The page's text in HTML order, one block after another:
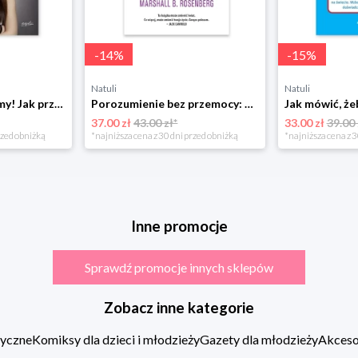
Już się nie rozumiemy! Jak przeżyć czas trzaskających drzwi Esprit
obniżką
-14%
Natuli
Porozumienie bez przemocy: o języku życia Czarna owca
37.00 zł43.00 zł*
*najniższa cena z 30 dni przed obniżką
-15%
Natuli
33.00 zł39.00
*najniższa cena z
Inne promocje
Sprawdź promocje innych sklepów
Zobacz inne kategorie
Komiksy dla dzieci i młodzieżyGazety dla młodzieży